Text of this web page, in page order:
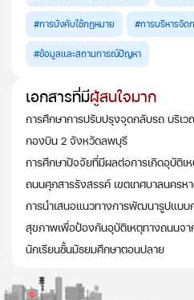
#การบังคับใช้กฎหมาย #การบริหารจัด
#ข้อมูลและสถานการณ์ปัญหา
เอกสารที่มีผู้สนใจมาก
การศึกษาการปรับปรุงจุดกลับรถ บริ
กองบิน 2 จังหวัดลพบุรี
การศึกษาปัจจัยที่มีผลต่อการเกิดอุบัติ
ถนนศุภสารรังสรรค์ เขตเทศบาลนครห
การนำเสนอแนวทางการพัฒนารูปแบบ
สุขภาพเพื่อป้องกันอุบัติเหตุทางถนนจ
นักเรียนชั้นมัธยมศึกษาตอนปลาย